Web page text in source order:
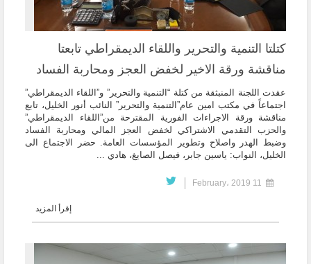
كتلتا التنمية والتحرير واللقاء الديمقراطي تابعتا
مناقشة ورقة الاخير لخفض العجز ومحاربة الفساد
عقدت اللجنة المنبثقة من كتلة “التنمية والتحرير” و”اللقاء الديمقراطي”
اجتماعاً في مكتب امين عام”التنمية والتحرير” النائب أنور الخليل، تابع
مناقشة ورقة الاجراءات الفورية المقترحة من”اللقاء الديمقراطي”
والحزب التقدمي الاشتراكي لخفض العجز المالي ومحاربة الفساد
وضبط الهدر واصلاح وتطوير المؤسسات العامة. حضر الاجتماع الى
الخليل، النواب: ياسين جابر، فيصل الصايغ، هادي ...
إقرأ المزيد